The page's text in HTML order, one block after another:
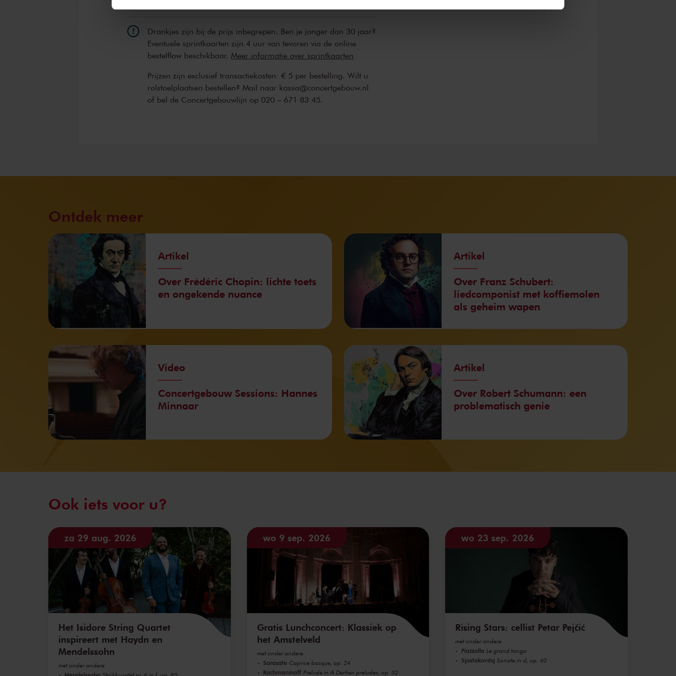
Drankjes zijn bij de prijs inbegrepen. Ben je jonger dan 30 jaar?
Eventuele sprintkaarten zijn 4 uur van tevoren via de online
bestelflow beschikbaar. Meer informatie over sprintkaarten
Prijzen zijn exclusief transactiekosten: € 5 per bestelling. Wilt u
rolstoelplaatsen bestellen? Mail naar kassa@concertgebouw.nl
of bel de Concertgebouwlijn op 020 – 671 83 45.
Ontdek meer
Artikel
Over Frédéric Chopin: lichte toets
en ongekende nuance
Artikel
Over Franz Schubert:
liedcomponist met koffiemolen
als geheim wapen
Video
Concertgebouw Sessions: Hannes
Minnaar
Artikel
Over Robert Schumann: een
problematisch genie
Ook iets voor u?
za 29 aug. 2026
Het Isidore String Quartet
inspireert met Haydn en
Mendelssohn
met onder andere
wo 9 sep. 2026
Gratis Lunchconcert: Klassiek op
het Amstelveld
met onder andere
Sarasate Caprice basque, op. 24
Rachmaninoff Prelude in A Dertien preludes, op. 32
wo 23 sep. 2026
Rising Stars: cellist Petar Pejčić
met onder andere
Piazzolla Le grand tango
Sjostakovitsj Sonate in d, op. 40